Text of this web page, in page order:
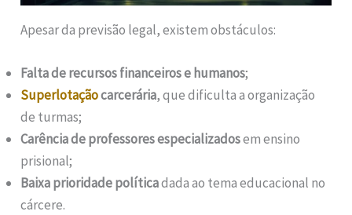
Apesar da previsão legal, existem obstáculos:
Falta de recursos financeiros e humanos;
Superlotaçãocarcerária, que dificulta a organização
de turmas;
Carência de professores especializadosem ensino
prisional;
Baixa prioridade políticadada ao tema educacional no
cárcere.